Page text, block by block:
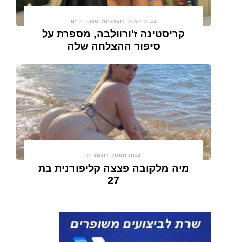
בנות חמות דוגמניות סגנון חיים
קריסטינה ז'ורוולבה, מספרת על
סיפור ההצלחה שלה
בנות חמות דוגמניות
מיה מלקובה פצצה קליפורנית בת
27